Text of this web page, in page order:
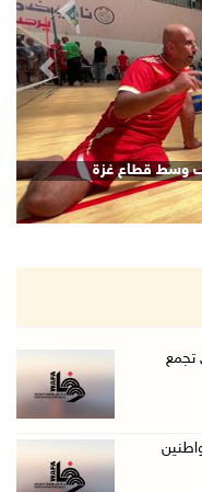
وسط قطاع غزة
تجمع